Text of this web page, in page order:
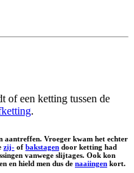
of een ketting tussen de
.
aantreffen. Vroeger kwam het echter
zij- of bakstagen door ketting had
vanwege slijtages. Ook kon
en hield men dus de naaiingen kort.